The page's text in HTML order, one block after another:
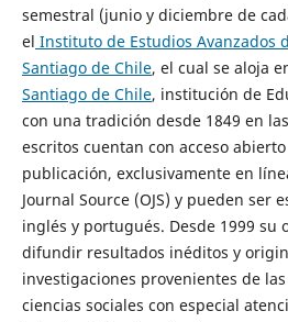
semestral (junio y diciembre de
el Instituto de Estudios Avanzados
Santiago de Chile, el cual se aloja
Santiago de Chile, institución de
con una tradición desde 1849 en
escritos cuentan con acceso
publicación, exclusivamente en
Journal Source (OJS) y pueden ser
inglés y portugués. Desde 1999 su
difundir resultados inéditos y
investigaciones provenientes de
ciencias sociales con especial